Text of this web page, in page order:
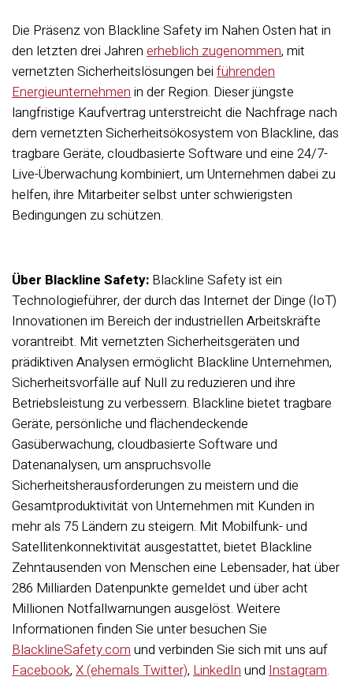
Die Präsenz von Blackline Safety im Nahen Osten hat in
den letzten drei Jahren erheblich zugenommen, mit
vernetzten Sicherheitslösungen bei führenden
Energieunternehmenin der Region. Dieser jüngste
langfristige Kaufvertrag unterstreicht die Nachfrage nach
dem vernetzten Sicherheitsökosystem von Blackline, das
tragbare Geräte, cloudbasierte Software und eine 24/7-
Live-Überwachung kombiniert, um Unternehmen dabei zu
helfen, ihre Mitarbeiter selbst unter schwierigsten
Bedingungen zu schützen.
Über Blackline Safety: Blackline Safety ist ein
Technologieführer, der durch das Internet der Dinge (IoT)
Innovationen im Bereich der industriellen Arbeitskräfte
vorantreibt. Mit vernetzten Sicherheitsgeräten und
prädiktiven Analysen ermöglicht Blackline Unternehmen,
Sicherheitsvorfälle auf Null zu reduzieren und ihre
Betriebsleistung zu verbessern. Blackline bietet tragbare
Geräte, persönliche und flächendeckende
Gasüberwachung, cloudbasierte Software und
Datenanalysen, um anspruchsvolle
Sicherheitsherausforderungen zu meistern und die
Gesamtproduktivität von Unternehmen mit Kunden in
mehr als 75 Ländern zu steigern. Mit Mobilfunk- und
Satellitenkonnektivität ausgestattet, bietet Blackline
Zehntausenden von Menschen eine Lebensader, hat über
286 Milliarden Datenpunkte gemeldet und über acht
Millionen Notfallwarnungen ausgelöst. Weitere
Informationen finden Sie unterbesuchen Sie
BlacklineSafety.comund verbinden Sie sich mit uns auf
Facebook, X (ehemals Twitter), LinkedInund Instagram.